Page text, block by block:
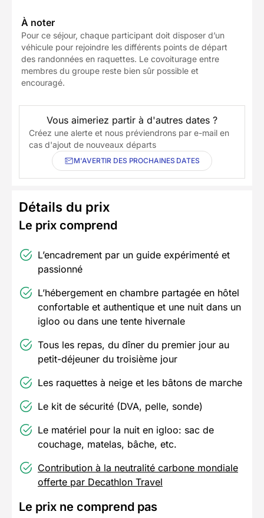
À noter
Pour ce séjour, chaque participant doit disposer d’un
véhicule pour rejoindre les différents points de départ
des randonnées en raquettes. Le covoiturage entre
membres du groupe reste bien sûr possible et
encouragé.
Vous aimeriez partir à d'autres dates ?
Créez une alerte et nous préviendrons par e-mail en
cas d'ajout de nouveaux départs
M'AVERTIR DES PROCHAINES DATES
Détails du prix
Le prix comprend
L’encadrement par un guide expérimenté et
passionné
L’hébergement en chambre partagée en hôtel
confortable et authentique et une nuit dans un
igloo ou dans une tente hivernale
Tous les repas, du dîner du premier jour au
petit-déjeuner du troisième jour
Les raquettes à neige et les bâtons de marche
Le kit de sécurité (DVA, pelle, sonde)
Le matériel pour la nuit en igloo: sac de
couchage, matelas, bâche, etc.
Contribution à la neutralité carbone mondiale
offerte par Decathlon Travel
Le prix ne comprend pas